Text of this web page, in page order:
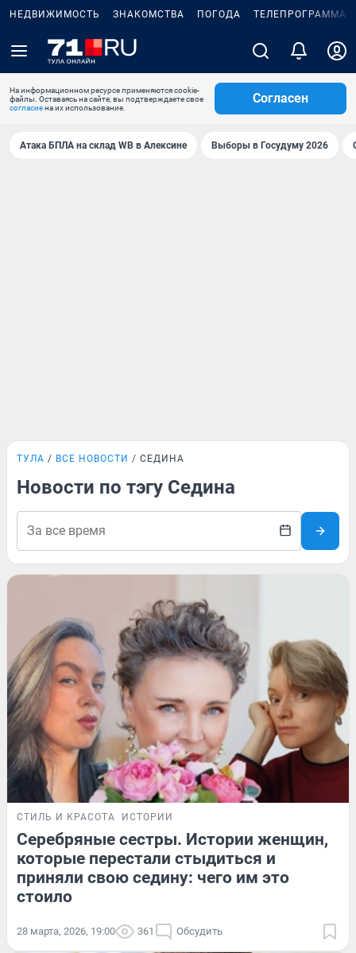
НЕДВИЖИМОСТЬ ЗНАКОМСТВА ПОГОДА ТЕЛЕПРОГРАММА
На информационном ресурсе применяются cookie-
файлы. Оставаясь на сайте, вы подтверждаете свое
согласиена их использование.
Согласен
Атака БПЛА на склад WB в Алексине Выборы в Госудуму 2026
ТУЛА ВСЕ НОВОСТИ СЕДИНА
Новости по тэгу Седина
СТИЛЬ И КРАСОТА ИСТОРИИ
Серебряные сестры. Истории женщин,
которые перестали стыдиться и
приняли свою седину: чего им это
стоило
28 марта, 2026, 19:00 361 Обсудить